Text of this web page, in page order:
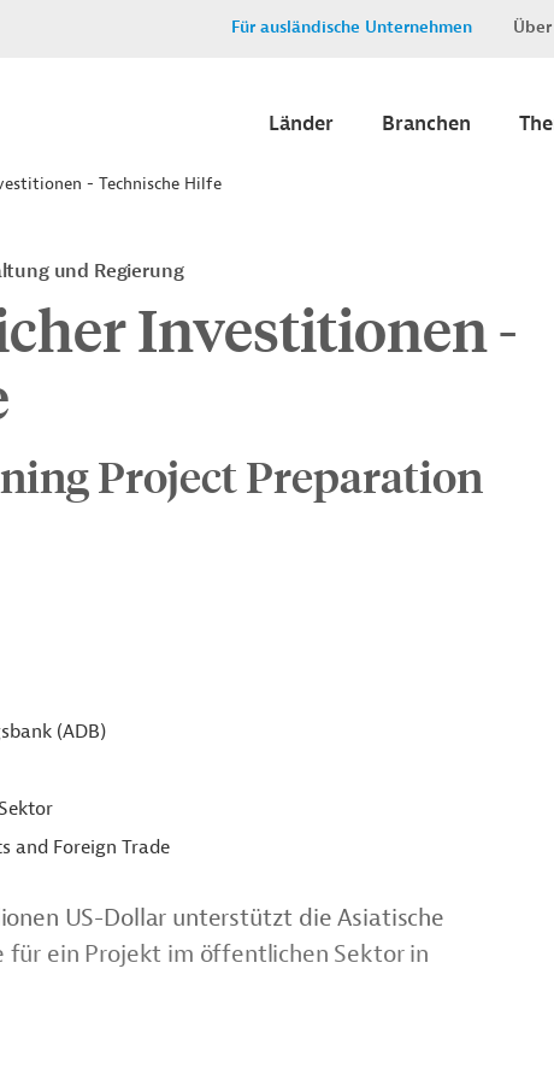
Für ausländische Unternehmen
Länder Branchen
- Technische Hilfe
und Regierung
Investitionen -
Project Preparation
(ADB)
and Foreign Trade
US-Dollar unterstützt die Asiatische
für ein Projekt im öffentlichen Sektor in